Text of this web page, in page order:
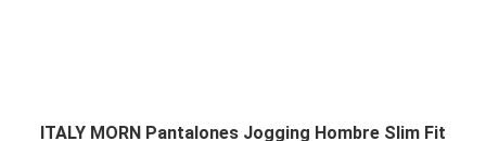
ITALY MORN Pantalones Jogging Hombre Slim Fit